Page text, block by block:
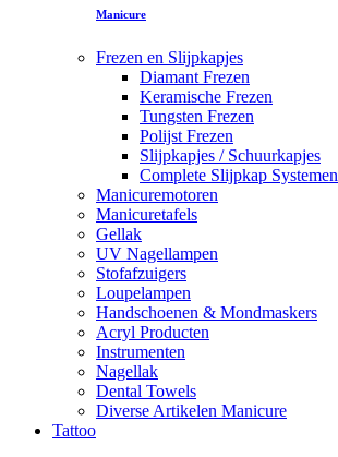
Manicure
Frezen en Slijpkapjes
Diamant Frezen
Keramische Frezen
Tungsten Frezen
Polijst Frezen
Slijpkapjes / Schuurkapjes
Complete Slijpkap Systemen
Manicuremotoren
Manicuretafels
Gellak
UV Nagellampen
Stofafzuigers
Loupelampen
Handschoenen & Mondmaskers
Acryl Producten
Instrumenten
Nagellak
Dental Towels
Diverse Artikelen Manicure
Tattoo